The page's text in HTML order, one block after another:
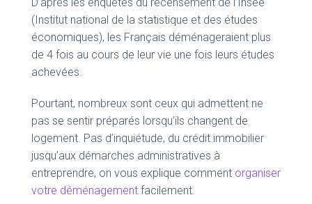
(Institut national de la statistique et des études
économiques), les Français déménageraient plus
de 4 fois au cours de leur vie une fois leurs études
achevées.
Pourtant, nombreux sont ceux qui admettent ne
pas se sentir préparés lorsqu’ils changent de
logement. Pas d’inquiétude, du crédit immobilier
jusqu’aux démarches administratives à
entreprendre, on vous explique comment organiser
votre déménagement facilement.